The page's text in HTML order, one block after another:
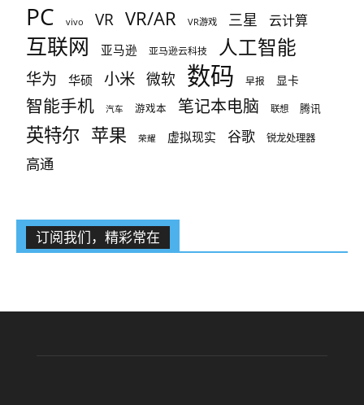
PC vivo VR VR/AR VR游戏 三星 云计算
互联网 亚马逊 亚马逊云科技 人工智能
华为 华硕 小米 微软 数码 早报 显卡
智能手机 汽车 游戏本 笔记本电脑 联想 腾讯
英特尔 苹果 荣耀 虚拟现实 谷歌 锐龙处理器
高通
订阅我们，精彩常在